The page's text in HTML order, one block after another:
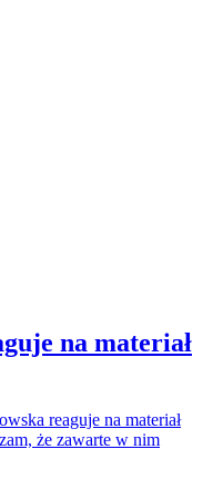
na materiał
reaguje na materiał
że zawarte w nim